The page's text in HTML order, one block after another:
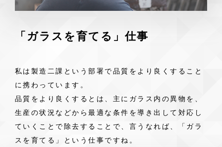
「ガラスを育てる」仕事
私は製造二課という部署で品質をより良くすること
に携わっています。
品質をより良くするとは、主にガラス内の異物を、
生産の状況などから最適な条件を導き出して対応し
ていくことで除去することで、言うなれば、「ガラ
スを育てる」という仕事ですね。